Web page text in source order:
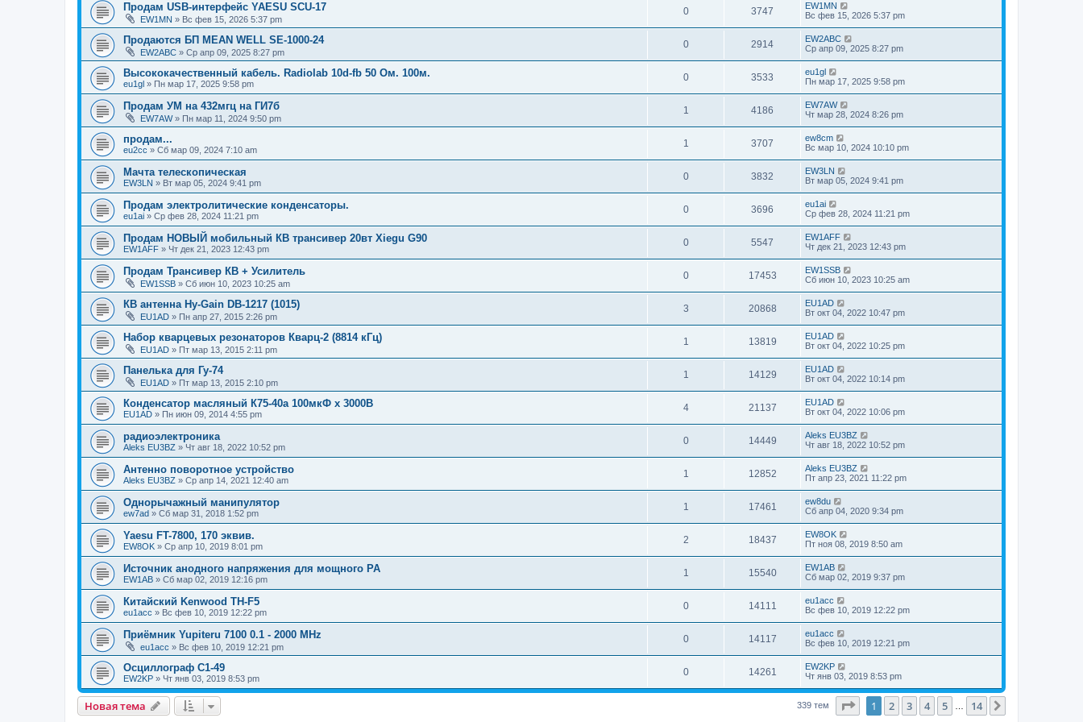
Продам USB-интерфейс YAESU SCU-17
EW1MN » Вс фев 15, 2026 5:37 pm
0 3747
EW1MN
Вс фев 15, 2026 5:37 pm
Продаются БП MEAN WELL SE-1000-24
EW2ABC » Ср апр 09, 2025 8:27 pm
0 2914
EW2ABC
Ср апр 09, 2025 8:27 pm
Высококачественный кабель. Radiolab 10d-fb 50 Ом. 100м.
eu1gl » Пн мар 17, 2025 9:58 pm
0 3533
eu1gl
Пн мар 17, 2025 9:58 pm
Продам УМ на 432мгц на ГИ7б
EW7AW» Пн мар 11, 2024 9:50 pm
1 4186
EW7AW
Чт мар 28, 2024 8:26 pm
продам...
eu2cc » Сб мар 09, 2024 7:10 am
1 3707
ew8cm
Вс мар 10, 2024 10:10 pm
Мачта телескопическая
EW3LN » Вт мар 05, 2024 9:41 pm
0 3832
EW3LN
Вт мар 05, 2024 9:41 pm
Продам электролитические конденсаторы.
eu1ai » Ср фев 28, 2024 11:21 pm
0 3696
eu1ai
Ср фев 28, 2024 11:21 pm
Продам НОВЫЙ мобильный КВ трансивер 20вт Xiegu G90
EW1AFF » Чт дек 21, 2023 12:43 pm
0 5547
EW1AFF
Чт дек 21, 2023 12:43 pm
Продам Трансивер КВ + Усилитель
EW1SSB » Сб июн 10, 2023 10:25 am
0 17453
EW1SSB
Сб июн 10, 2023 10:25 am
КВ антенна Hy-Gain DB-1217 (1015)
EU1AD » Пн апр 27, 2015 2:26 pm
3 20868
EU1AD
Вт окт 04, 2022 10:47 pm
Набор кварцевых резонаторов Кварц-2 (8814 кГц)
EU1AD » Пт мар 13, 2015 2:11 pm
1 13819
EU1AD
Вт окт 04, 2022 10:25 pm
Панелька для Гу-74
EU1AD » Пт мар 13, 2015 2:10 pm
1 14129
EU1AD
Вт окт 04, 2022 10:14 pm
Конденсатор масляный К75-40а 100мкФ x 3000В
EU1AD » Пн июн 09, 2014 4:55 pm
4 21137
EU1AD
Вт окт 04, 2022 10:06 pm
радиоэлектроника
Aleks EU3BZ » Чт авг 18, 2022 10:52 pm
0 14449
Aleks EU3BZ
Чт авг 18, 2022 10:52 pm
Антенно поворотное устройство
Aleks EU3BZ » Ср апр 14, 2021 12:40 am
1 12852
Aleks EU3BZ
Пт апр 23, 2021 11:22 pm
Однорычажный манипулятор
ew7ad » Сб мар 31, 2018 1:52 pm
1 17461
ew8du
Сб апр 04, 2020 9:34 pm
Yaesu FT-7800, 170 эквив.
EW8OK » Ср апр 10, 2019 8:01 pm
2 18437
EW8OK
Пт ноя 08, 2019 8:50 am
Источник анодного напряжения для мощного РА
EW1AB » Сб мар 02, 2019 12:16 pm
1 15540
EW1AB
Сб мар 02, 2019 9:37 pm
Китайский Kenwood TH-F5
eu1acc » Вс фев 10, 2019 12:22 pm
0 14111
eu1acc
Вс фев 10, 2019 12:22 pm
Приёмник Yupiteru 7100 0.1 - 2000 MHz
eu1acc » Вс фев 10, 2019 12:21 pm
0 14117
eu1acc
Вс фев 10, 2019 12:21 pm
Осциллограф С1-49
EW2KP » Чт янв 03, 2019 8:53 pm
0 14261
EW2KP
Чт янв 03, 2019 8:53 pm
Новая тема 339 тем Страница1 из 14
1 2 3 4 5 14